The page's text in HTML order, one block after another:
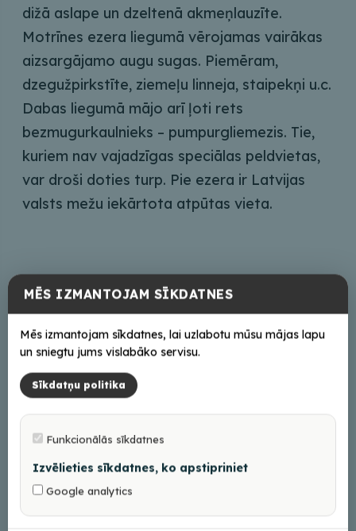
dižā aslape un dzeltenā akmeņlauzīte.
Motrīnes ezera liegumā vērojamas vairākas
aizsargājamo augu sugas. Piemēram,
dzegužpirkstīte, ziemeļu linneja, staipekņi u.c.
Dabas liegumā mājo arī ļoti rets
bezmugurkaulnieks – pumpurgliemezis. Tie,
kuriem nav vajadzīgas speciālas peldvietas,
var droši doties turp. Pie ezera ir Latvijas
valsts mežu iekārtota atpūtas vieta.
Adrese
Baltinavas pag., Balvu nov.
Braukt
MĒS IZMANTOJAM SĪKDATNES
Mēs izmantojam sīkdatnes, lai uzlabotu mūsu mājas lapu
un sniegtu jums vislabāko servisu.
Sīkdatņu politika
Funkcionālās sīkdatnes
Izvēlieties sīkdatnes, ko apstipriniet
Google analytics